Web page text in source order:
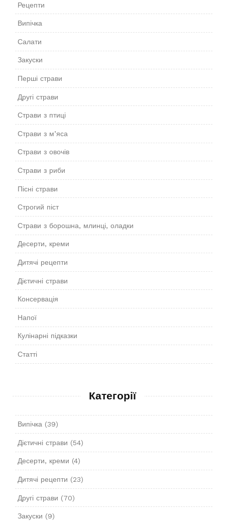
Рецепти
Випічка
Салати
Закуски
Перші страви
Другі страви
Страви з птиці
Страви з м’яса
Страви з овочів
Страви з риби
Пісні страви
Строгий піст
Страви з борошна, млинці, оладки
Десерти, креми
Дитячі рецепти
Дієтичні страви
Консервація
Напої
Кулінарні підказки
Статті
Категорії
Випічка(39)
Дієтичні страви (54)
Десерти, креми (4)
Дитячі рецепти (23)
Другі страви (70)
Закуски (9)